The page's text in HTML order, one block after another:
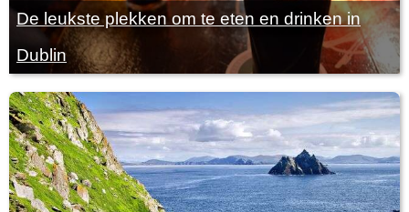
De leukste plekken om te eten en drinken in
Dublin